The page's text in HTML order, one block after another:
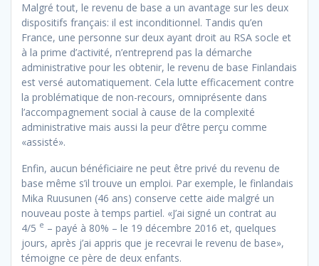
Malgré tout, le revenu de base a un avantage sur les deux
dispositifs français: il est inconditionnel. Tandis qu’en
France, une personne sur deux ayant droit au RSA socle et
à la prime d’activité, n’entreprend pas la démarche
administrative pour les obtenir, le revenu de base Finlandais
est versé automatiquement. Cela lutte efficacement contre
la problématique de non-recours, omniprésente dans
l’accompagnement social à cause de la complexité
administrative mais aussi la peur d’être perçu comme
«assisté».
Enfin, aucun bénéficiaire ne peut être privé du revenu de
base même s’il trouve un emploi. Par exemple, le finlandais
Mika Ruusunen (46 ans) conserve cette aide malgré un
nouveau poste à temps partiel. «J’ai signé un contrat au
4/5 e – payé à 80% – le 19 décembre 2016 et, quelques
jours, après j’ai appris que je recevrai le revenu de base»,
témoigne ce père de deux enfants.